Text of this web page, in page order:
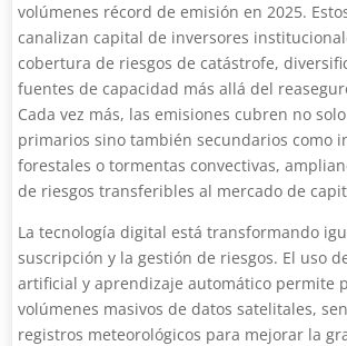
volúmenes récord de emisión en 2025.
canalizan capital de inversores
cobertura de riesgos de catástrofe,
fuentes de capacidad más allá del
Cada vez más, las emisiones cubren no
primarios sino también secundarios como
forestales o tormentas convectivas,
de riesgos transferibles al mercado de
La tecnología digital está transformando
suscripción y la gestión de riesgos. El uso
artificial y aprendizaje automático permite
volúmenes masivos de datos satelitales,
registros meteorológicos para mejorar la